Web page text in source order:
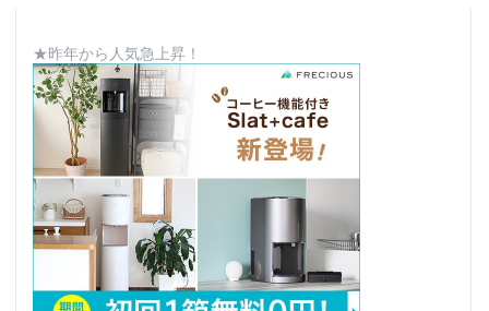
★昨年から人気急上昇！